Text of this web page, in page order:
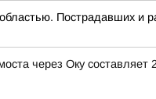
Пострадавших
через Оку составляет